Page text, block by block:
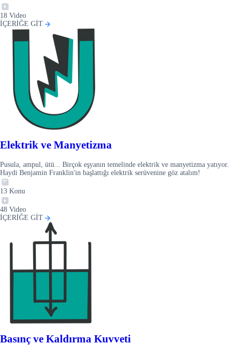
18 Video
İÇERİĞE GİT
Elektrik ve Manyetizma
Pusula, ampul, ütü... Birçok eşyanın temelinde elektrik ve manyetizma yatıyor.
Haydi Benjamin Franklin'in başlattığı elektrik serüvenine göz atalım!
13 Konu
48 Video
İÇERİĞE GİT
Basınç ve Kaldırma Kuvveti